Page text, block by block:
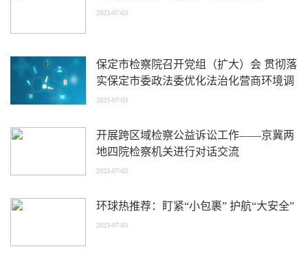
2023-07-03
保定市检察院召开党组（扩大）会 贯彻落
实保定市委政法委优化法治化营商环境调
度会精神 世界今头条
2023-07-03
开展跨区域检察公益诉讼工作——京冀两
地四院检察机关进行对话交流
2023-07-03
环球热推荐：盯紧“小包裹” 护航“大安全”
2023-07-03